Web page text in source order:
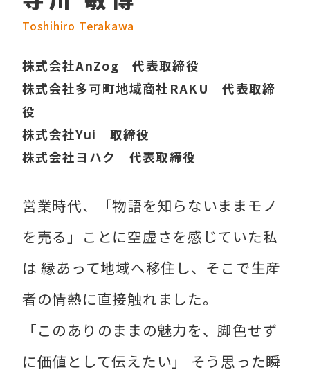
Toshihiro Terakawa
株式会社AnZog 代表取締役
株式会社多可町地域商社RAKU 代表取締
役
株式会社Yui 取締役
株式会社ヨハク 代表取締役
営業時代、「物語を知らないままモノ
を売る」ことに空虚さを感じていた私
は 縁あって地域へ移住し、そこで生産
者の情熱に直接触れました。
「このありのままの魅力を、脚色せず
に価値として伝えたい」 そう思った瞬